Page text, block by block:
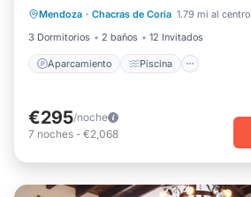
Mendoza · Chacras de Coria 1.79 mi al centro
3 Dormitorios
2 baños 12 Invitados
Aparcamiento Piscina
Aire acondicionado
€295/noche
7 noches - €2,068